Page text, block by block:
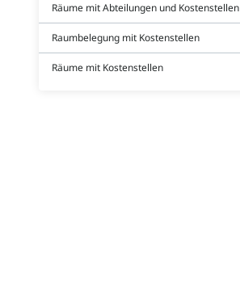
Räume mit Abteilungen und Kostenstellen
Raumbelegung mit Kostenstellen
Räume mit Kostenstellen